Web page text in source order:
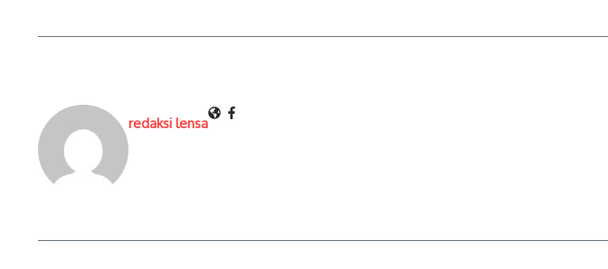
redaksi lensa